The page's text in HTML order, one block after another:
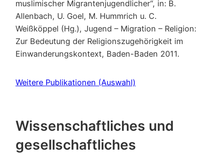
muslimischer Migrantenjugendlicher“, in: B.
Allenbach, U. Goel, M. Hummrich u. C.
Weißköppel (Hg.), Jugend – Migration – Religion:
Zur Bedeutung der Religionszugehörigkeit im
Einwanderungskontext, Baden-Baden 2011.
Weitere Publikationen (Auswahl)
Wissenschaftliches und
gesellschaftliches